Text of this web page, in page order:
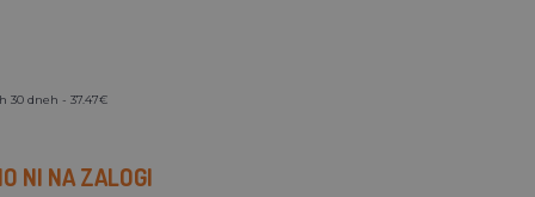
30 dneh - 37.47€
NI NA ZALOGI